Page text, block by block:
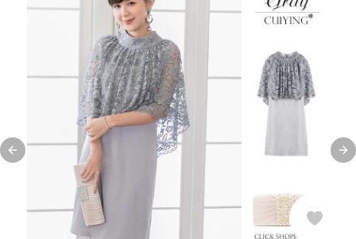
Previous slide